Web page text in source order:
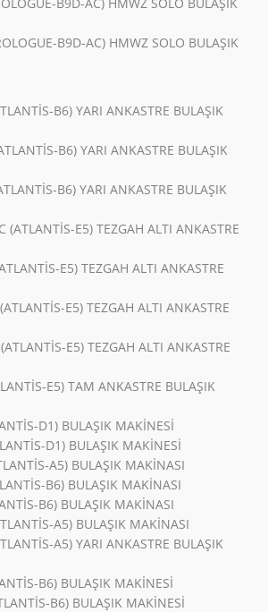
B9D-AC) HMWZ SOLO BULAŞIK
B6) YARI ANKASTRE BULAŞIK
B6) YARI ANKASTRE BULAŞIK
B6) YARI ANKASTRE BULAŞIK
(ATLANTİS-E5) TEZGAH ALTI ANKASTRE
E5) TEZGAH ALTI ANKASTRE
E5) TEZGAH ALTI ANKASTRE
E5) TEZGAH ALTI ANKASTRE
E5) TAM ANKASTRE BULAŞIK
D1) BULAŞIK MAKİNESİ
D1) BULAŞIK MAKİNESİ
A5) BULAŞIK MAKİNASI
B6) BULAŞIK MAKİNASI
B6) BULAŞIK MAKİNASI
A5) BULAŞIK MAKİNASI
A5) YARI ANKASTRE BULAŞIK
B6) BULAŞIK MAKİNESİ
B6) BULAŞIK MAKİNESİ